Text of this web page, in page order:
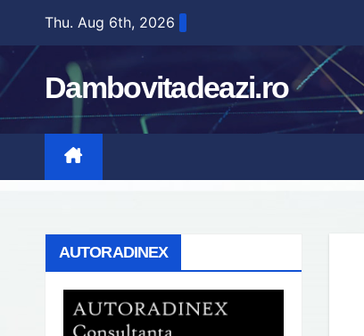
content
Thu. Aug 6th, 2026
Dambovitadeazi.ro
AUTORADINEX